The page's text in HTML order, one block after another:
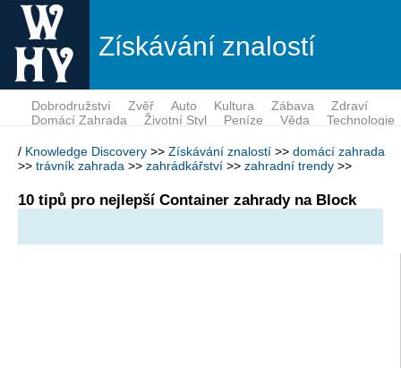
Získávání znalostí
Dobrodružství Zvěř Auto Kultura Zábava
Zdraví
Domácí Zahrada
Životní Styl Peníze Věda Technologie
/ Knowledge Discovery >> Získávání znalostí >> domácí zahrada
>> trávník zahrada >> zahrádkářství >> zahradní trendy >>
10 tipů pro nejlepší Container zahrady na Block